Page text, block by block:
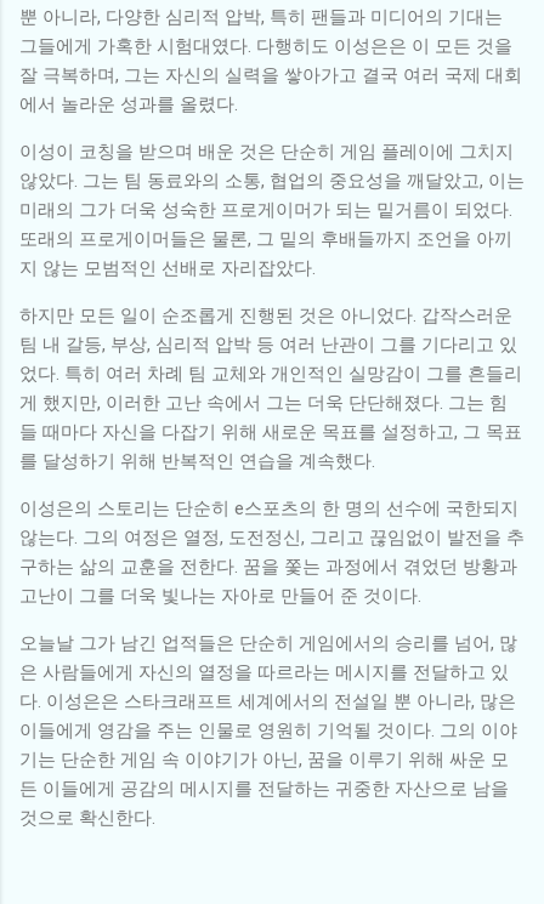
뿐 아니라, 다양한 심리적 압박, 특히 팬들과 미디어의 기대는
그들에게 가혹한 시험대였다. 다행히도 이성은은 이 모든 것을
잘 극복하며, 그는 자신의 실력을 쌓아가고 결국 여러 국제 대회
에서 놀라운 성과를 올렸다.
이성이 코칭을 받으며 배운 것은 단순히 게임 플레이에 그치지
않았다. 그는 팀 동료와의 소통, 협업의 중요성을 깨달았고, 이는
미래의 그가 더욱 성숙한 프로게이머가 되는 밑거름이 되었다.
또래의 프로게이머들은 물론, 그 밑의 후배들까지 조언을 아끼
지 않는 모범적인 선배로 자리잡았다.
하지만 모든 일이 순조롭게 진행된 것은 아니었다. 갑작스러운
팀 내 갈등, 부상, 심리적 압박 등 여러 난관이 그를 기다리고 있
었다. 특히 여러 차례 팀 교체와 개인적인 실망감이 그를 흔들리
게 했지만, 이러한 고난 속에서 그는 더욱 단단해졌다. 그는 힘
들 때마다 자신을 다잡기 위해 새로운 목표를 설정하고, 그 목표
를 달성하기 위해 반복적인 연습을 계속했다.
이성은의 스토리는 단순히 e스포츠의 한 명의 선수에 국한되지
않는다. 그의 여정은 열정, 도전정신, 그리고 끊임없이 발전을 추
구하는 삶의 교훈을 전한다. 꿈을 쫓는 과정에서 겪었던 방황과
고난이 그를 더욱 빛나는 자아로 만들어 준 것이다.
오늘날 그가 남긴 업적들은 단순히 게임에서의 승리를 넘어, 많
은 사람들에게 자신의 열정을 따르라는 메시지를 전달하고 있
다. 이성은은 스타크래프트 세계에서의 전설일 뿐 아니라, 많은
이들에게 영감을 주는 인물로 영원히 기억될 것이다. 그의 이야
기는 단순한 게임 속 이야기가 아닌, 꿈을 이루기 위해 싸운 모
든 이들에게 공감의 메시지를 전달하는 귀중한 자산으로 남을
것으로 확신한다.